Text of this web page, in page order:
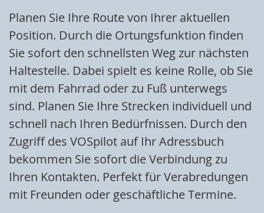
Planen Sie Ihre Route von Ihrer aktuellen
Position. Durch die Ortungsfunktion finden
Sie sofort den schnellsten Weg zur nächsten
Haltestelle. Dabei spielt es keine Rolle, ob Sie
mit dem Fahrrad oder zu Fuß unterwegs
sind. Planen Sie Ihre Strecken individuell und
schnell nach Ihren Bedürfnissen. Durch den
Zugriff des VOSpilot auf Ihr Adressbuch
bekommen Sie sofort die Verbindung zu
Ihren Kontakten. Perfekt für Verabredungen
mit Freunden oder geschäftliche Termine.